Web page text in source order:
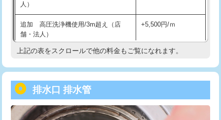
給水管工事※（土の掘削・埋め戻し作
業)
11,000円
給水管工事※（塩ビ管（VP・HI）使
用/3ｍまで)
用（追加）/3ｍ超え)
給水管工事※（ライニング鋼管・銅
管・ポリ管・HT管使用/3ｍまで)
44,000円
人）
追加 高圧洗浄機使用/3m超え（店
舗・法人）
+5,500円/ｍ
高度高圧洗浄換 現地調査
トーラー機使用/3mまで
追加トーラー機使用/3m超え +3,300円
上記の表をスクロールで他の料金もご覧になれます。
排水口 排水管